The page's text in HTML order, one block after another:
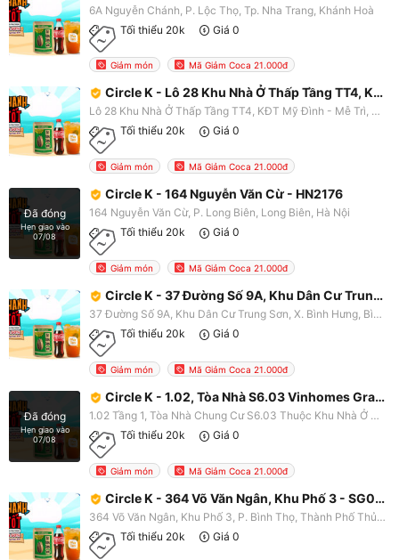
6A Nguyễn Chánh, P. Lộc Thọ, Tp. Nha Trang, Khánh Hoà
Tối thiểu 20k
Giá 0
Giảm món Mã Giảm Coca 21.000đ
Circle K - Lô 28 Khu Nhà Ở Thấp Tầng TT4, KĐT Mỹ Đình - HN2095
Lô 28 Khu Nhà Ở Thấp Tầng TT4, KĐT Mỹ Đình - Mễ Trì, P. Mỹ Đình 1, Nam Từ Liêm, Hà Nội
Tối thiểu 20k
Giá 0
Giảm món Mã Giảm Coca 21.000đ
Đã đóng
Hẹn giao vào
07/08
Circle K - 164 Nguyễn Văn Cừ - HN2176
164 Nguyễn Văn Cừ, P. Long Biên, Long Biên, Hà Nội
Tối thiểu 20k
Giá 0
Giảm món Mã Giảm Coca 21.000đ
Circle K - 37 Đường Số 9A, Khu Dân Cư Trung Sơn - SG0340
37 Đường Số 9A, Khu Dân Cư Trung Sơn, X. Bình Hưng, Bình Chánh, TP. HCM
Tối thiểu 20k
Giá 0
Giảm món Mã Giảm Coca 21.000đ
Đã đóng
Hẹn giao vào
07/08
Circle K - 1.02, Tòa Nhà S6.03 Vinhomes Grand Park - SG0316
1.02 Tầng 1, Tòa Nhà Chung Cư S6.03 Thuộc Khu Nhà Ở Cao Tầng - Dự Án Khu Dân Cư Và Công Viên Phước Thiện Tại Số 88 Đường Phước Thiện, Khu Phố Phước Thiện, P. Long Bình, Thành Phố Thủ Đức, TP. HCM
Tối thiểu 20k
Giá 0
Giảm món Mã Giảm Coca 21.000đ
Circle K - 364 Võ Văn Ngân, Khu Phố 3 - SG0327
364 Võ Văn Ngân, Khu Phố 3, P. Bình Thọ, Thành Phố Thủ Đức, TP. HCM
Tối thiểu 20k
Giá 0